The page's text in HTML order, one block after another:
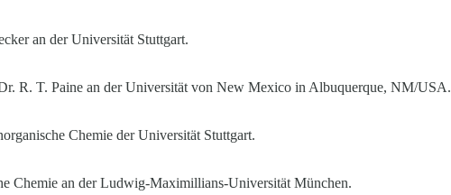
an der Universität Stuttgart.
R. T. Paine an der Universität von New Mexico in Albuquerque, NM/USA.
Chemie der Universität Stuttgart.
Chemie an der Ludwig-Maximillians-Universität München.